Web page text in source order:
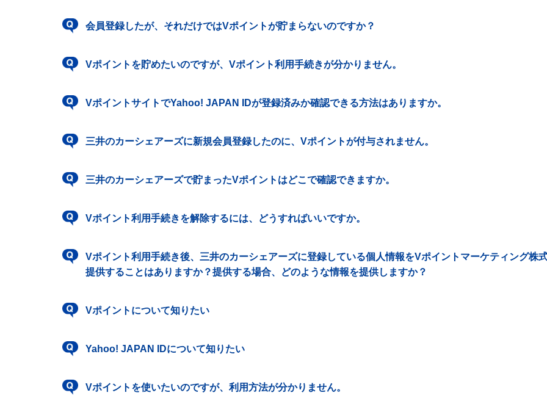
会員登録したが、それだけではVポイントが貯まらないのですか？
Vポイントを貯めたいのですが、Vポイント利用手続きが分かりません。
VポイントサイトでYahoo! JAPAN IDが登録済みか確認できる方法はありますか。
三井のカーシェアーズに新規会員登録したのに、Vポイントが付与されません。
三井のカーシェアーズで貯まったVポイントはどこで確認できますか。
Vポイント利用手続きを解除するには、どうすればいいですか。
Vポイント利用手続き後、三井のカーシェアーズに登録している個人情報をVポイントマーケティング株
提供することはありますか？提供する場合、どのような情報を提供しますか？
Vポイントについて知りたい
Yahoo! JAPAN IDについて知りたい
Vポイントを使いたいのですが、利用方法が分かりません。